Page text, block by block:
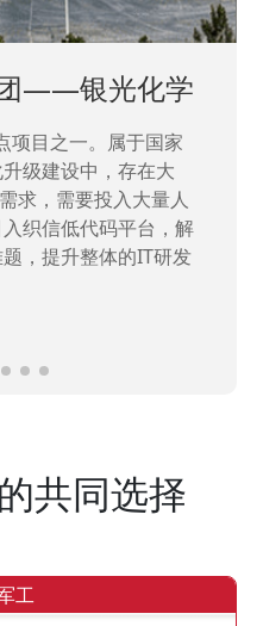
——银光化学
项目之一。属于国家
级建设中，存在大
求，需要投入大量人
织信低代码平台，解
，提升整体的IT研发
共同选择
工